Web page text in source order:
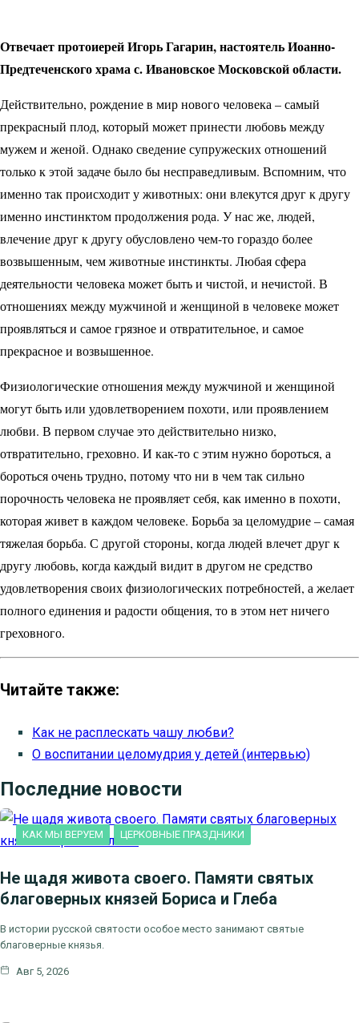
Отвечает протоиерей Игорь Гагарин, настоятель Иоанно-
Предтеченского храма с. Ивановское Московской области.
Действительно, рождение в мир нового человека – самый
прекрасный плод, который может принести любовь между
мужем и женой. Однако сведение супружеских отношений
только к этой задаче было бы несправедливым. Вспомним, что
именно так происходит у животных: они влекутся друг к другу
именно инстинктом продолжения рода. У нас же, людей,
влечение друг к другу обусловлено чем-то гораздо более
возвышенным, чем животные инстинкты. Любая сфера
деятельности человека может быть и чистой, и нечистой. В
отношениях между мужчиной и женщиной в человеке может
проявляться и самое грязное и отвратительное, и самое
прекрасное и возвышенное.
Физиологические отношения между мужчиной и женщиной
могут быть или удовлетворением похоти, или проявлением
любви. В первом случае это действительно низко,
отвратительно, греховно. И как-то с этим нужно бороться, а
бороться очень трудно, потому что ни в чем так сильно
порочность человека не проявляет себя, как именно в похоти,
которая живет в каждом человеке. Борьба за целомудрие – самая
тяжелая борьба. С другой стороны, когда людей влечет друг к
другу любовь, когда каждый видит в другом не средство
удовлетворения своих физиологических потребностей, а желает
полного единения и радости общения, то в этом нет ничего
греховного.
Читайте также:
Как не расплескать чашу любви?
О воспитании целомудрия у детей (интервью)
Последние новости
КАК МЫ ВЕРУЕМ ЦЕРКОВНЫЕ ПРАЗДНИКИ
Не щадя живота своего. Памяти святых
благоверных князей Бориса и Глеба
В истории русской святости особое место занимают святые
благоверные князья.
Авг 5, 2026